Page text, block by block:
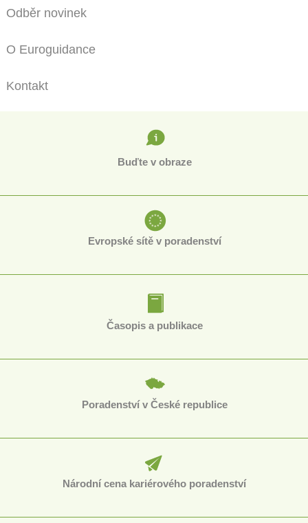
Odběr novinek
O Euroguidance
Kontakt
Buďte v obraze
Evropské sítě v poradenství
Časopis a publikace
Poradenství v České republice
Národní cena kariérového poradenství